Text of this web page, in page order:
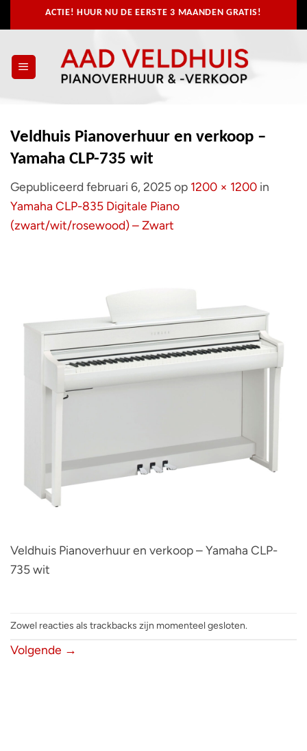
naar
ACTIE! HUUR NU DE EERSTE 3 MAANDEN GRATIS!
Veldhuis Pianoverhuur en verkoop –
Yamaha CLP-735 wit
Gepubliceerd februari 6, 2025op 1200 × 1200 in
Yamaha CLP-835 Digitale Piano
(zwart/wit/rosewood) – Zwart
Veldhuis Pianoverhuur en verkoop – Yamaha CLP-
735 wit
Zowel reacties als trackbacks zijn momenteel gesloten.
Volgende →